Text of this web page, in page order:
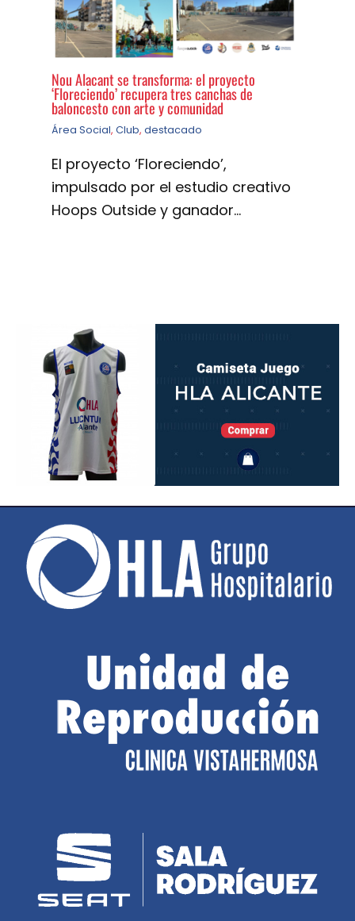
Nou Alacant se transforma: el proyecto
‘Floreciendo’ recupera tres canchas de
baloncesto con arte y comunidad
Área Social, Club, destacado
El proyecto ‘Floreciendo’,
impulsado por el estudio creativo
Hoops Outside y ganador…